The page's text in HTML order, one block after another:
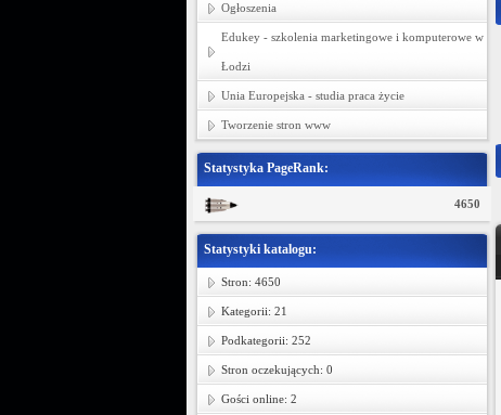
Ogłoszenia
Edukey - szkolenia marketingowe i komputerowe w
Łodzi
Unia Europejska - studia praca życie
Tworzenie stron www
Statystyka PageRank:
4650
Statystyki katalogu:
Stron: 4650
Kategorii: 21
Podkategorii: 252
Stron oczekujących: 0
Gości online: 2